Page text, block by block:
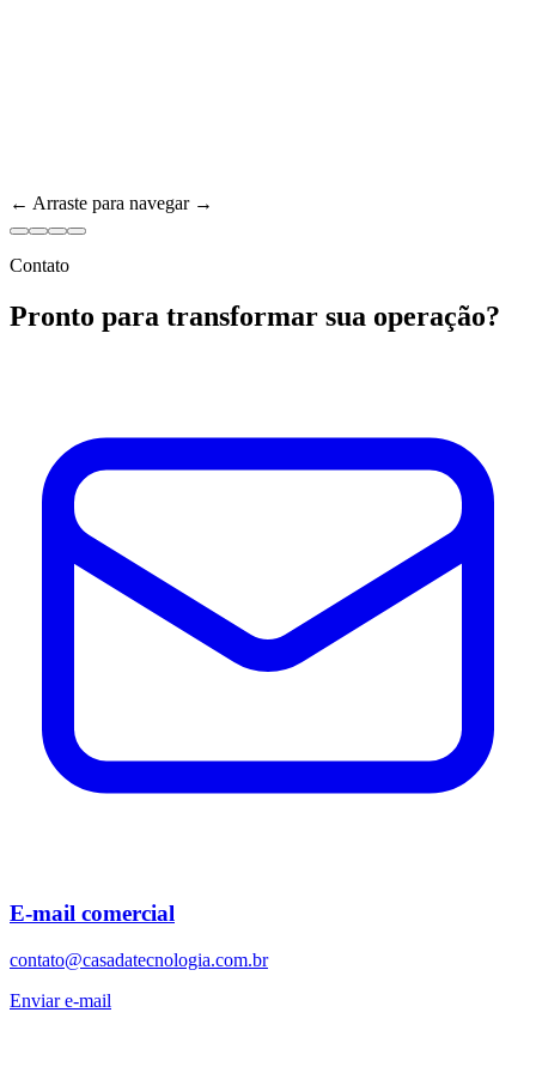
← Arraste para navegar →
Contato
Pronto para transformar sua operação?
E-mail comercial
contato@casadatecnologia.com.br
Enviar e-mail